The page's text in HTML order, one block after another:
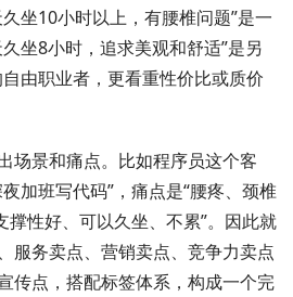
坐10小时以上，有腰椎问题”是一
坐8小时，追求美观和舒适”是另
由职业者，更看重性价比或质价
场景和痛点。比如程序员这个客
加班写代码”，痛点是“腰疼、颈椎
撑性好、可以久坐、不累”。因此就
服务卖点、营销卖点、竞争力卖点
传点，搭配标签体系，构成一个完